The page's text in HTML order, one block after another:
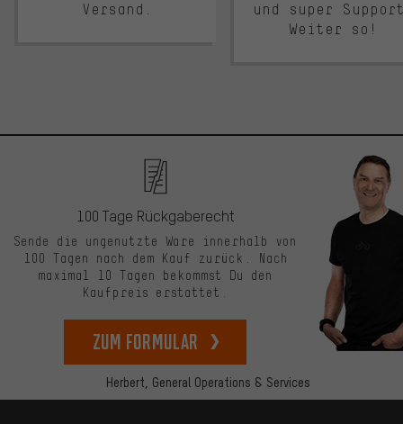
Versand.
und super
Weiter so!
Herbert, General Operations & Services
100 Tage Rückgaberecht
Sende die ungenutzte Ware innerhalb von
100 Tagen nach dem Kauf zurück. Nach
maximal 10 Tagen bekommst Du den
Kaufpreis erstattet.
zum Formular